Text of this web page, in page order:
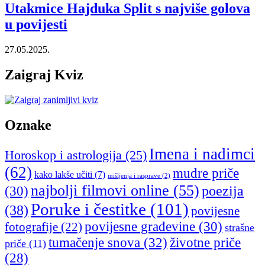
Utakmice Hajduka Split s najviše golova
u povijesti
27.05.2025.
Zaigraj Kviz
Oznake
Horoskop i astrologija (25) Imena i nadimci
(62) kako lakše učiti (7) mišljenja i rasprave (2) mudre priče
(30) najbolji filmovi online (55)poezija
(38)Poruke i čestitke (101) povijesne
fotografije (22) povijesne građevine (30) strašne
priče (11) tumačenje snova (32) životne priče
(28)